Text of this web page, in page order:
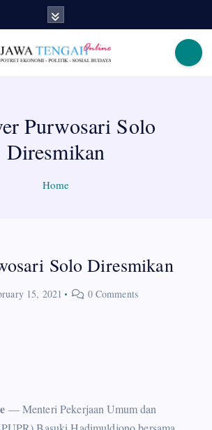
Purwosari Solo
Diresmikan
Home
Solo Diresmikan
15, 2021 0 Comments
— Menteri Pekerjaan Umum dan